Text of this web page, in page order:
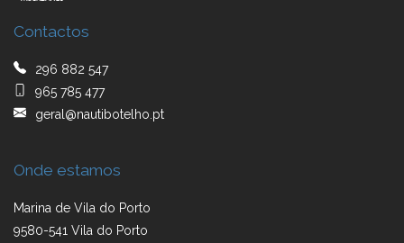
Contactos
296 882 547
965 785 477
geral@nautibotelho.pt
Onde estamos
Marina de Vila do Porto
9580-541 Vila do Porto